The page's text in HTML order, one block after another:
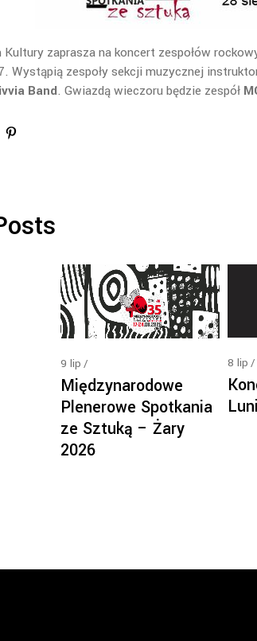
Kultury zaprasza na koncert zespołów
Wystąpią zespoły sekcji muzycznej
Band. Gwiazdą wieczoru będzie zespół
9 lip
Międzynarodowe
Plenerowe Spotkania
ze Sztuką – Żary
2026
8 lip